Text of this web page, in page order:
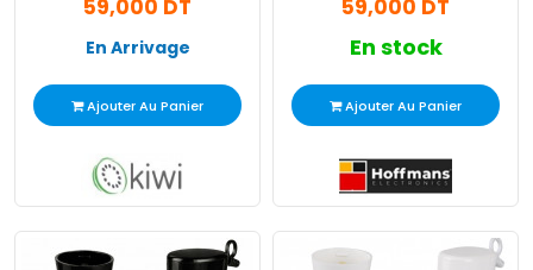
59,000 DT
En Arrivage
Ajouter Au Panier
59,000 DT
En stock
Ajouter Au Panier